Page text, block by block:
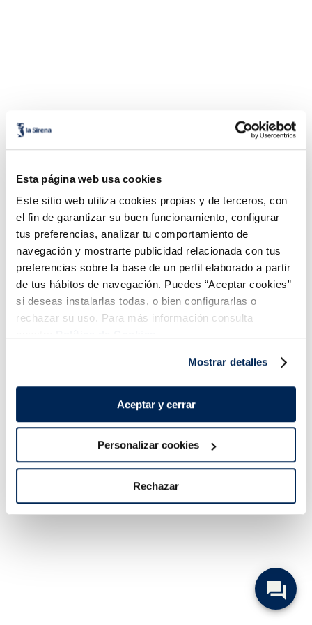
Esta página web usa cookies
Este sitio web utiliza cookies propias y de terceros, con
el fin de garantizar su buen funcionamiento, configurar
tus preferencias, analizar tu comportamiento de
navegación y mostrarte publicidad relacionada con tus
preferencias sobre la base de un perfil elaborado a partir
de tus hábitos de navegación. Puedes “Aceptar cookies”
si deseas instalarlas todas, o bien configurarlas o
rechazar su uso. Para más información consulta
Mostrar detalles
Aceptar y cerrar
Personalizar cookies
Rechazar